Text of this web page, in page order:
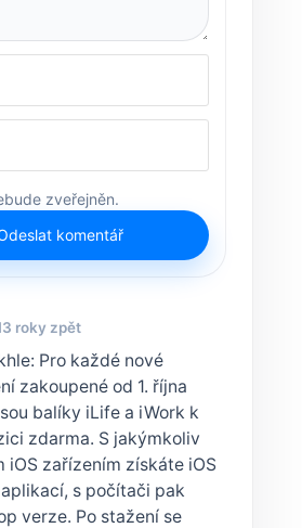
zveřejněn.
komentář
roky zpět
Pro každé nové
zakoupené od 1. října
balíky iLife a iWork k
zdarma. S jakýmkoliv
iOS zařízením získáte iOS
s počítači pak
verze. Po stažení se